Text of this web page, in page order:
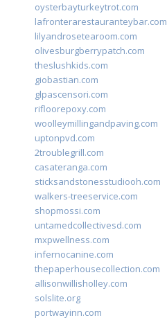
oysterbayturkeytrot.com
lafronterarestauranteybar.com
lilyandrosetearoom.com
olivesburgberrypatch.com
theslushkids.com
giobastian.com
glpascensori.com
rifloorepoxy.com
woolleymillingandpaving.com
uptonpvd.com
2troublegrill.com
casateranga.com
sticksandstonesstudiooh.com
walkers-treeservice.com
shopmossi.com
untamedcollectivesd.com
mxpwellness.com
infernocanine.com
thepaperhousecollection.com
allisonwillisholley.com
solslite.org
portwayinn.com